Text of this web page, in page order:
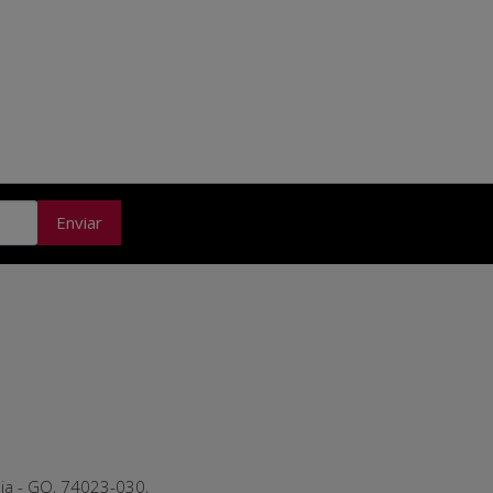
Enviar
- GO, 74023-030,